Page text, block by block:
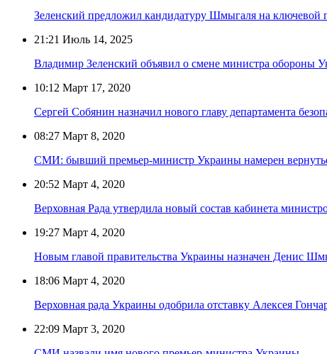
Зеленский предложил кандидатуру Шмыгаля на ключевой
21:21 Июль 14, 2025
Владимир Зеленский объявил о смене министра обороны
10:12 Март 17, 2020
Сергей Собянин назначил нового главу департамента
08:27 Март 8, 2020
СМИ: бывший премьер-министр Украины намерен
20:52 Март 4, 2020
Верховная Рада утвердила новый состав кабинета
19:27 Март 4, 2020
Новым главой правительства Украины назначен Денис
18:06 Март 4, 2020
Верховная рада Украины одобрила отставку Алексея
22:09 Март 3, 2020